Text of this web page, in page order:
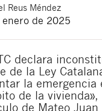
Reus Méndez
enero de 2025
declara
de la Ley
la emergencia
de la vivienda»,
de Mateo Juan